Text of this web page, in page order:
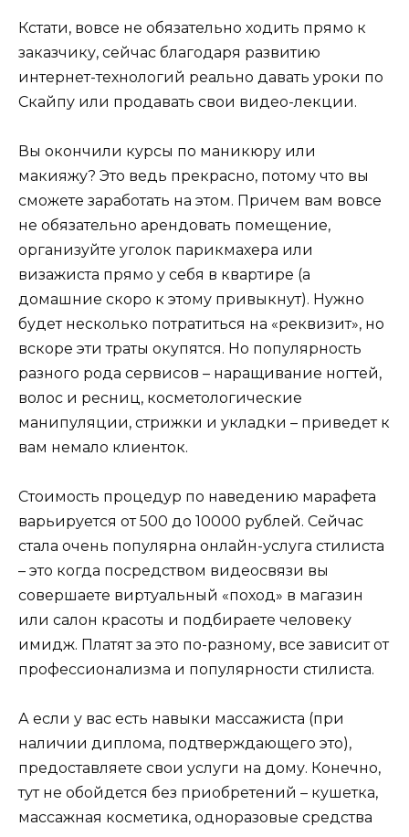
Кстати, вовсе не обязательно ходить прямо к
заказчику, сейчас благодаря развитию
интернет-технологий реально давать уроки по
Скайпу или продавать свои видео-лекции.
Вы окончили курсы по маникюру или
макияжу? Это ведь прекрасно, потому что вы
сможете заработать на этом. Причем вам вовсе
не обязательно арендовать помещение,
организуйте уголок парикмахера или
визажиста прямо у себя в квартире (а
домашние скоро к этому привыкнут). Нужно
будет несколько потратиться на «реквизит», но
вскоре эти траты окупятся. Но популярность
разного рода сервисов – наращивание ногтей,
волос и ресниц, косметологические
манипуляции, стрижки и укладки – приведет к
вам немало клиенток.
Стоимость процедур по наведению марафета
варьируется от 500 до 10000 рублей. Сейчас
стала очень популярна онлайн-услуга стилиста
– это когда посредством видеосвязи вы
совершаете виртуальный «поход» в магазин
или салон красоты и подбираете человеку
имидж. Платят за это по-разному, все зависит от
профессионализма и популярности стилиста.
А если у вас есть навыки массажиста (при
наличии диплома, подтверждающего это),
предоставляете свои услуги на дому. Конечно,
тут не обойдется без приобретений – кушетка,
массажная косметика, одноразовые средства